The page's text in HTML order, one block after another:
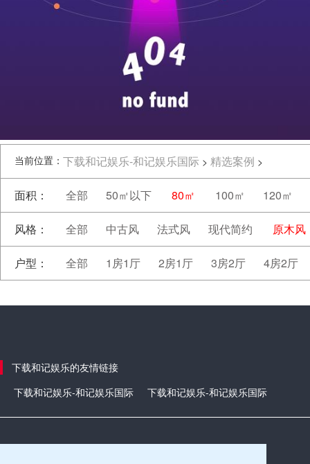
当前位置： 下载和记娱乐-和记娱乐国际 > 精选案例 >
面积： 全部 50㎡以下 80㎡ 100㎡ 120㎡
风格： 全部 中古风 法式风 现代简约 原木风
户型： 全部 1房1厅 2房1厅 3房2厅 4房2厅
下载和记娱乐的友情链接
下载和记娱乐-和记娱乐国际
下载和记娱乐-和记娱乐国际